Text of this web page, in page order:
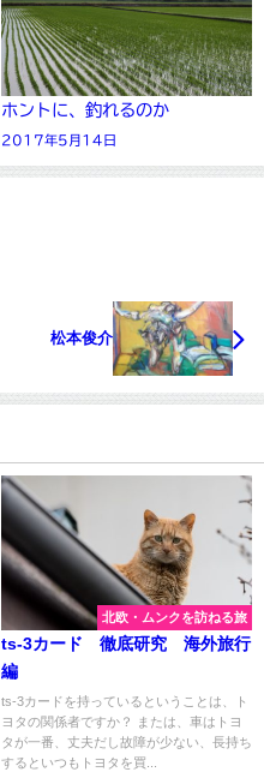
ホントに、釣れるのか
2017年5月14日
松本俊介
北欧・ムンクを訪ねる旅
ts-3カード 徹底研究 海外旅行
編
ts-3カードを持っているということは、ト
ヨタの関係者ですか？ または、車はトヨ
タが一番、丈夫だし故障が少ない、長持ち
するといつもトヨタを買...